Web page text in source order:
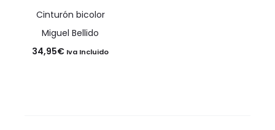
Cinturón bicolor
Miguel Bellido
34,95€ Iva Incluido